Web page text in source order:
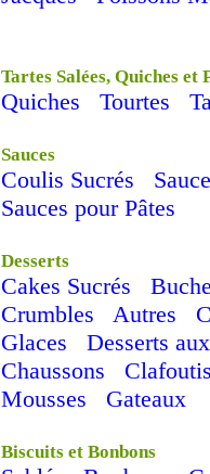
Tartes Salées, Quiches et
Quiches Tourtes
Sauces
Coulis Sucrés
Sauces pour Pâtes
Desserts
Cakes Sucrés
Crumbles
Autres
Glaces
Desserts
Chaussons
Clafoutis
Mousses
Gateaux
Biscuits et Bonbons